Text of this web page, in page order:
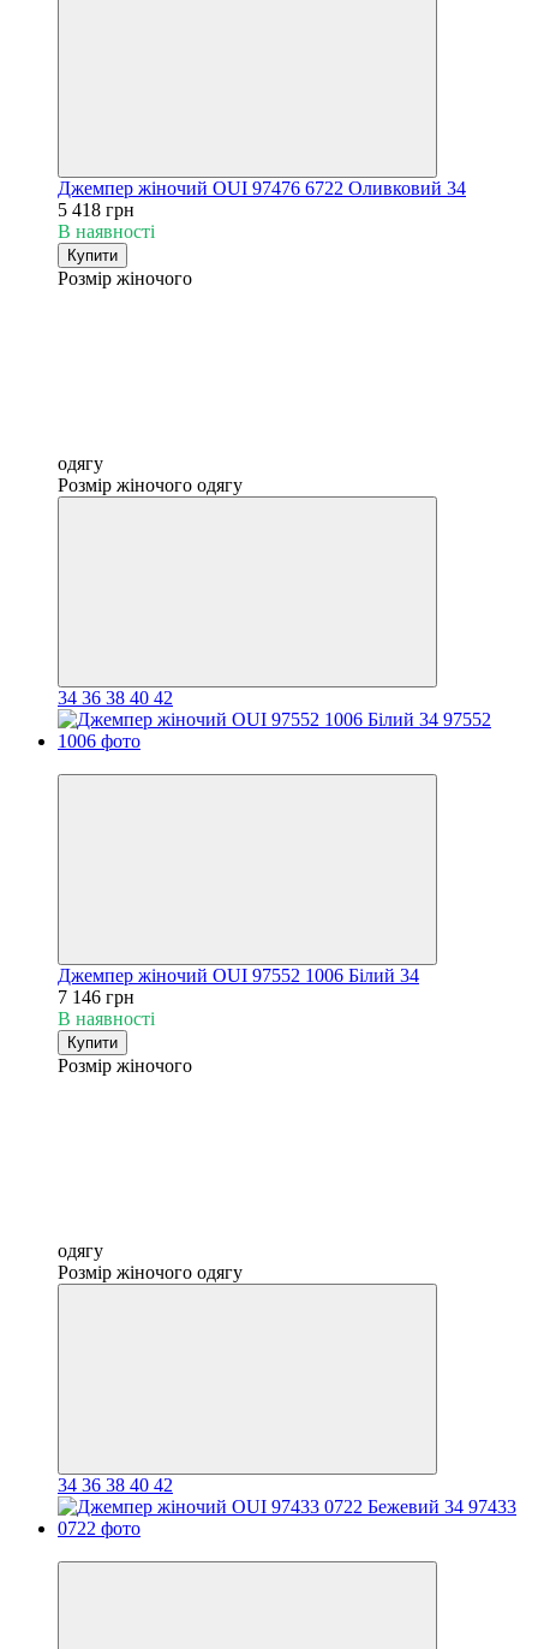
Джемпер жіночий OUI 97476 6722 Оливковий 34
5 418 грн
В наявності
Купити
Розмір жіночого
одягу
Розмір жіночого одягу
34 36 38 40 42
Джемпер жіночий OUI 97552 1006 Білий 34
7 146 грн
В наявності
Купити
Розмір жіночого
одягу
Розмір жіночого одягу
34 36 38 40 42